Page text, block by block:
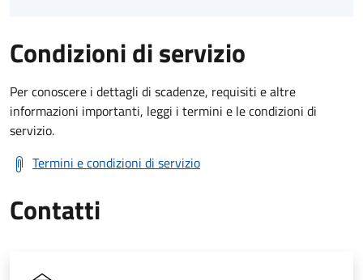
Condizioni di servizio
Per conoscere i dettagli di scadenze, requisiti e altre
informazioni importanti, leggi i termini e le condizioni di
servizio.
Termini e condizioni di servizio
Contatti